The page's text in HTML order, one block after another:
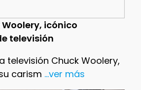
icónico
televisión
televisión Chuck Woolery,
carism ...ver más